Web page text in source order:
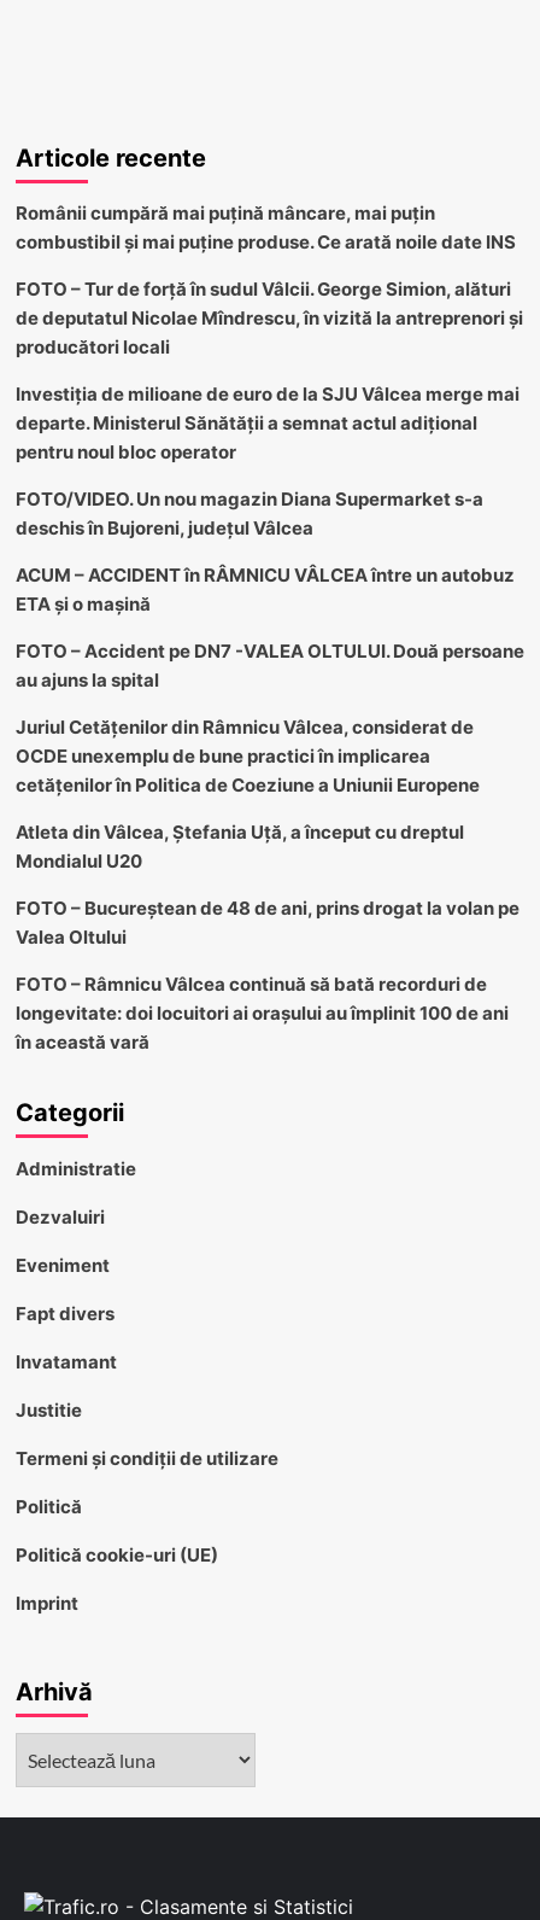
Articole recente
Românii cumpără mai puțină mâncare, mai puțin
combustibil și mai puține produse. Ce arată noile date INS
FOTO – Tur de forță în sudul Vâlcii. George Simion, alături
de deputatul Nicolae Mîndrescu, în vizită la antreprenori și
producători locali
Investiția de milioane de euro de la SJU Vâlcea merge mai
departe. Ministerul Sănătății a semnat actul adițional
pentru noul bloc operator
FOTO/VIDEO. Un nou magazin Diana Supermarket s-a
deschis în Bujoreni, județul Vâlcea
ACUM – ACCIDENT în RÂMNICU VÂLCEA între un autobuz
ETA și o mașină
FOTO – Accident pe DN7 -VALEA OLTULUI. Două persoane
au ajuns la spital
Juriul Cetățenilor din Râmnicu Vâlcea, considerat de
OCDE unexemplu de bune practici în implicarea
cetățenilor în Politica de Coeziune a Uniunii Europene
Atleta din Vâlcea, Ștefania Uță, a început cu dreptul
Mondialul U20
FOTO – Bucureștean de 48 de ani, prins drogat la volan pe
Valea Oltului
FOTO – Râmnicu Vâlcea continuă să bată recorduri de
longevitate: doi locuitori ai orașului au împlinit 100 de ani
în această vară
Categorii
Administratie
Dezvaluiri
Eveniment
Fapt divers
Invatamant
Justitie
Termeni și condiții de utilizare
Politică
Politică cookie-uri (UE)
Imprint
Arhivă